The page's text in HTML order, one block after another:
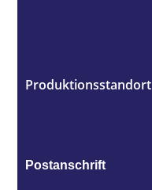
Produktionsstandort
Postanschrift